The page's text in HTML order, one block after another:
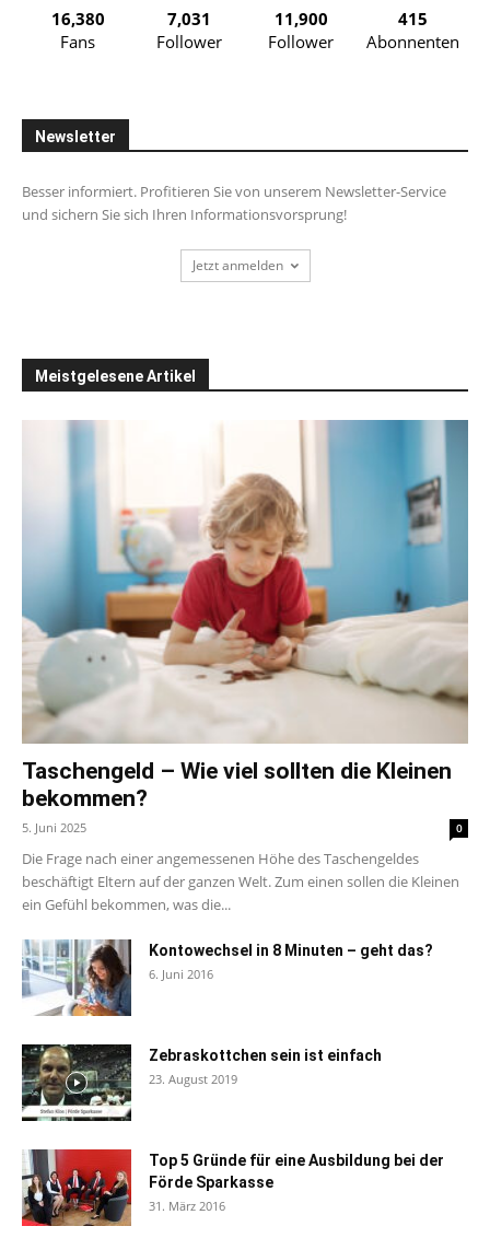
16,380
Fans
7,031
Follower
11,900
Follower
415
Abonnenten
Newsletter
Besser informiert. Profitieren Sie von unserem Newsletter-Service
und sichern Sie sich Ihren Informationsvorsprung!
Jetzt anmelden
Meistgelesene Artikel
Taschengeld – Wie viel sollten die Kleinen
bekommen?
5. Juni 2025 0
Die Frage nach einer angemessenen Höhe des Taschengeldes
beschäftigt Eltern auf der ganzen Welt. Zum einen sollen die Kleinen
ein Gefühl bekommen, was die...
Kontowechsel in 8 Minuten – geht das?
6. Juni 2016
Zebraskottchen sein ist einfach
23. August 2019
Top 5 Gründe für eine Ausbildung bei der
Förde Sparkasse
31. März 2016